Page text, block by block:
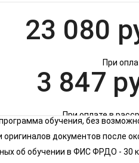
23 080
При
3 847
При оплате в
1 924
обучения, без
оригиналов документов после
об обучении в ФИС ФРДО - 30